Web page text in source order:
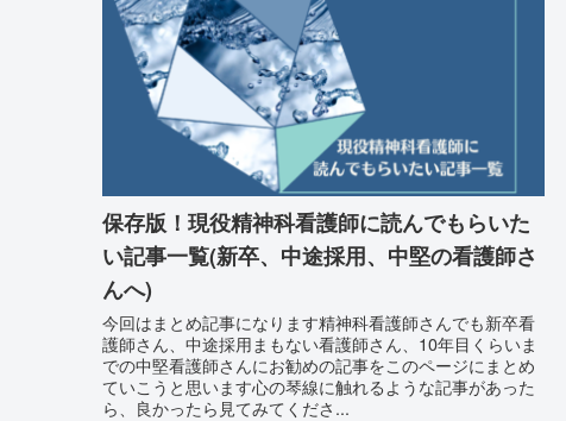
保存版！現役精神科看護師に読んでもらいた
い記事一覧(新卒、中途採用、中堅の看護師さ
んへ)
今回はまとめ記事になります精神科看護師さんでも新卒看
護師さん、中途採用まもない看護師さん、10年目くらいま
での中堅看護師さんにお勧めの記事をこのページにまとめ
ていこうと思います心の琴線に触れるような記事があった
ら、良かったら見てみてくださ...